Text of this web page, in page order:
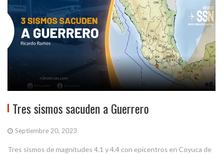
Tres sismos sacuden a Guerrero
Septiembre 20, 2023
Tres sismos de magnitudes 4.1 y 4.4 con epicentros en Coyuca de